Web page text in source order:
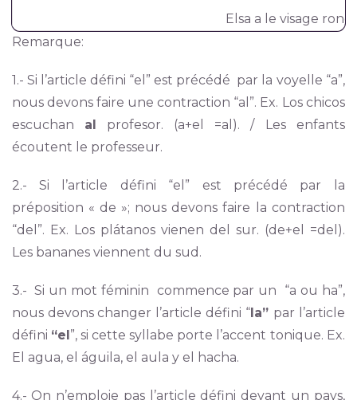
Elsa a le visage rond.
Remarque:
1.- Si l’article défini “el” est précédé par la voyelle “a”,
nous devons faire une contraction “al”. Ex. Los chicos
escuchan al profesor. (a+el =al). / Les enfants
écoutent le professeur.
2.- Si l’article défini “el” est précédé par la
préposition « de »; nous devons faire la contraction
“del”. Ex. Los plátanos vienen del sur. (de+el =del).
Les bananes viennent du sud.
3.- Si un mot féminin commence par un “a ou ha”,
nous devons changer l’article défini “la” par l’article
défini “el”, si cette syllabe porte l’accent tonique. Ex.
El agua, el águila, el aula y el hacha.
4.- On n’emploie pas l’article défini devant un pays,